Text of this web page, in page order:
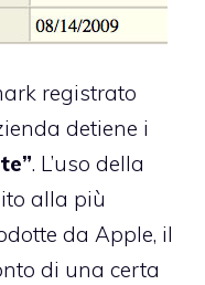
registrato
detiene i
. L’uso della
alla più
da Apple, il
di una certa